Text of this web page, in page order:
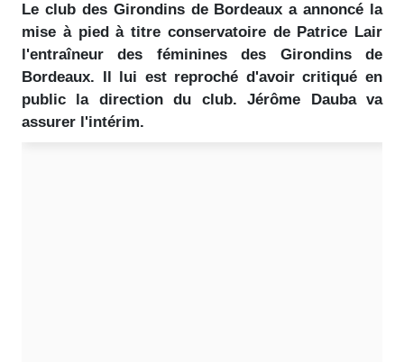
Le club des Girondins de Bordeaux a annoncé la
mise à pied à titre conservatoire de Patrice Lair
l'entraîneur des féminines des Girondins de
Bordeaux. Il lui est reproché d'avoir critiqué en
public la direction du club. Jérôme Dauba va
assurer l'intérim.